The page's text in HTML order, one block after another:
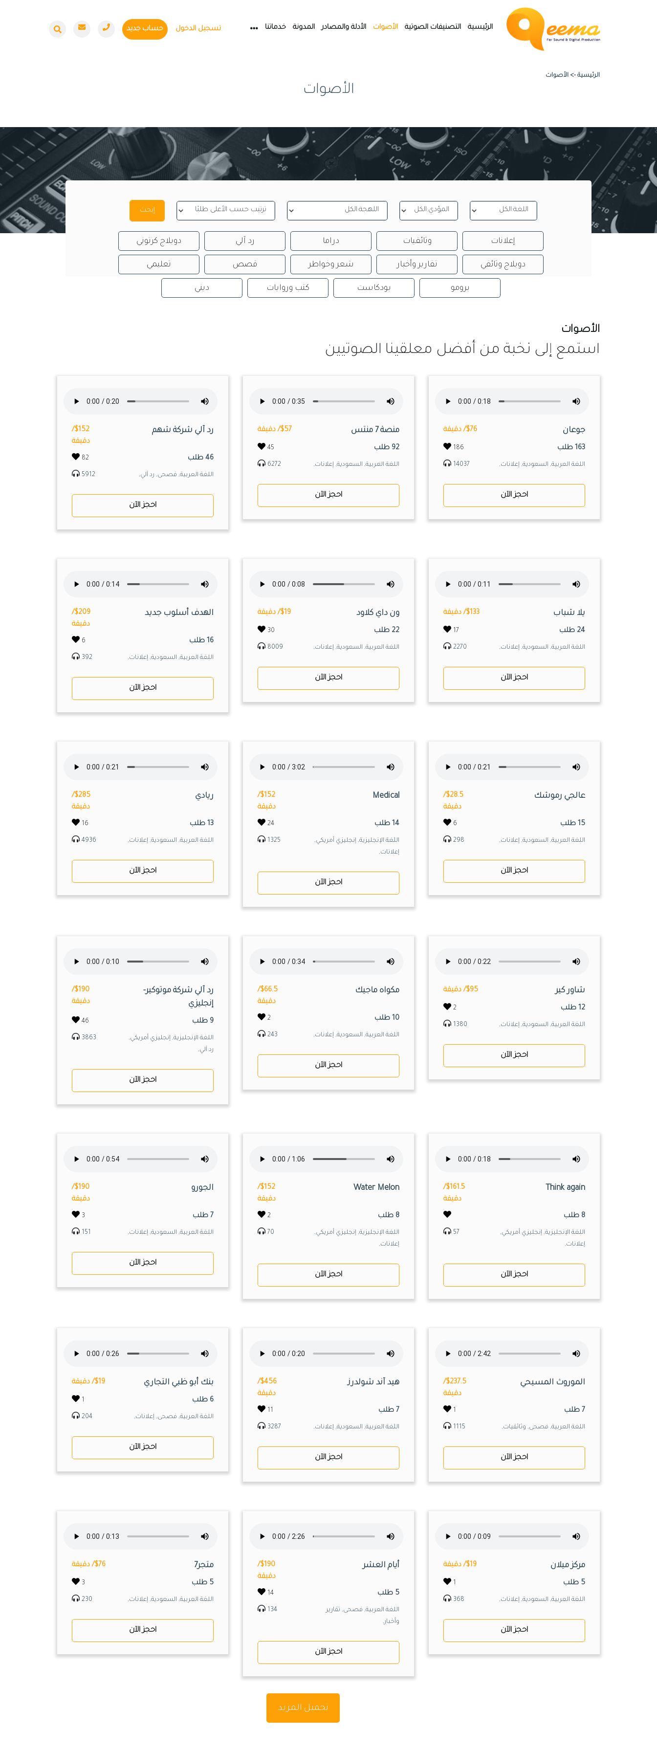
الرئيسية التصنيفات الصوتية الأصوات الأدلة والمصادر المدونة خدماتنا تسجيل الدخول حساب جديد
الرئيسية -> الأصوات
الأصوات
إبحث
إعلانات وثائقيات دراما رد آلي دوبلاج كرتوني
دوبلاج وثائقي تقارير وأخبار شعر وخواطر قصص تعليمي
برومو بودكاست كتب وروايات ديني
الأصوات
استمع إلى نخبة من أفضل معلقينا الصوتيين
جوعان $76/ دقيقة
163 طلب 186
اللغة العربية, السعودية, إعلانات, 14037
احجز الآن
منصة 7 منتس $57/ دقيقة
92 طلب 45
اللغة العربية, السعودية, إعلانات, 6272
احجز الآن
رد آلي شركة شهم
$152/
دقيقة
46 طلب 82
اللغة العربية, فصحى, رد آلي, 5912
احجز الآن
يلا شباب $133/ دقيقة
24 طلب 17
اللغة العربية, السعودية, إعلانات, 2270
احجز الآن
ون داي كلاود $19/ دقيقة
22 طلب 30
اللغة العربية, السعودية, إعلانات, 8009
احجز الآن
الهدف أسلوب جديد
$209/
دقيقة
16 طلب 6
اللغة العربية, السعودية, إعلانات, 392
احجز الآن
عالجي رموشك
$28.5/
دقيقة
15 طلب 6
اللغة العربية, السعودية, إعلانات, 298
احجز الآن
Medical
$152/
دقيقة
14 طلب 24
اللغة الإنجليزية, إنجليزي أمريكي,
إعلانات,
1325
احجز الآن
ريادي
$285/
دقيقة
13 طلب 16
اللغة العربية, السعودية, إعلانات, 4936
احجز الآن
شاور كير $95/ دقيقة
12 طلب 2
اللغة العربية, السعودية, إعلانات, 1380
احجز الآن
مكواه ماجيك
$66.5/
دقيقة
10 طلب 2
اللغة العربية, السعودية, إعلانات, 243
احجز الآن
رد آلي شركة موتوكير-
إنجليزي
$190/
دقيقة
9 طلب 46
اللغة الإنجليزية, إنجليزي أمريكي,
رد آلي,
3863
احجز الآن
Think again
$161.5/
دقيقة
8 طلب
اللغة الإنجليزية, إنجليزي أمريكي,
إعلانات,
57
احجز الآن
Water Melon
$152/
دقيقة
8 طلب 2
اللغة الإنجليزية, إنجليزي أمريكي,
إعلانات,
70
احجز الآن
الجورو
$190/
دقيقة
7 طلب 3
اللغة العربية, السعودية, إعلانات, 151
احجز الآن
الموروث المسيحي
$237.5/
دقيقة
7 طلب 1
اللغة العربية, فصحى, وثائقيات, 1115
احجز الآن
هيد آند شولدرز
$456/
دقيقة
7 طلب 11
اللغة العربية, السعودية, إعلانات, 3287
احجز الآن
بنك أبو ظبي التجاري $19/ دقيقة
6 طلب 1
اللغة العربية, فصحى, إعلانات, 204
احجز الآن
مركز ميلان $19/ دقيقة
5 طلب 1
اللغة العربية, السعودية, إعلانات, 368
احجز الآن
أيام العشر
$190/
دقيقة
5 طلب 14
اللغة العربية, فصحى, تقارير
وأخبار,
134
احجز الآن
متجر7 $76/ دقيقة
5 طلب 3
اللغة العربية, السعودية, إعلانات, 230
احجز الآن
تحميل المزيد